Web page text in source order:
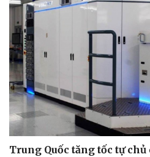
Trung Quốc tăng tốc tự